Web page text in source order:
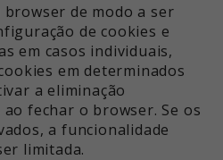
de modo a ser
de cookies e
em casos individuais,
em determinados
a eliminação
fechar o browser. Se os
a funcionalidade
limitada.